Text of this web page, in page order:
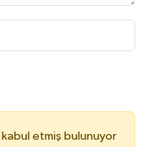
kabul etmiş bulunuyor